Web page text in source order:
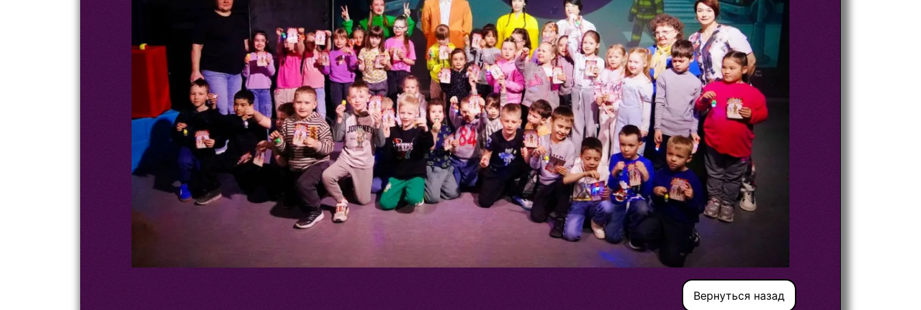
Вернуться назад